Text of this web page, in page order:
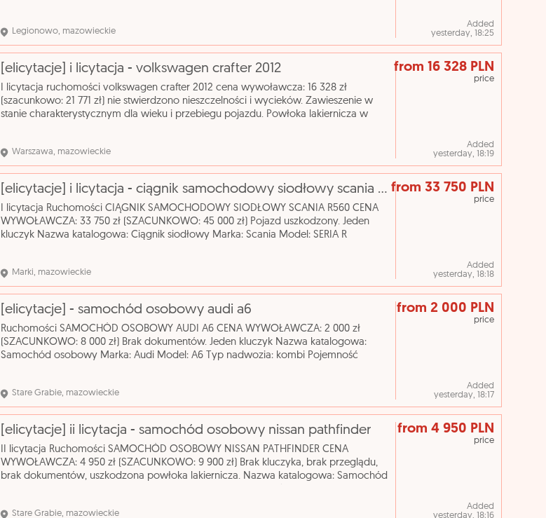
Added
yesterday, 18:25
Legionowo, mazowieckie
[elicytacje] i licytacja - volkswagen crafter 2012
I licytacja ruchomości volkswagen crafter 2012 cena wywoławcza: 16 328 zł
(szacunkowo: 21 771 zł) nie stwierdzono nieszczelności i wycieków. Zawieszenie w
stanie charakterystycznym dla wieku i przebiegu pojazdu. Powłoka lakiernicza w
from 16 328 PLN
price
Added
yesterday, 18:19
Warszawa, mazowieckie
[elicytacje] i licytacja - ciągnik samochodowy siodłowy scania r560
I licytacja Ruchomości CIĄGNIK SAMOCHODOWY SIODŁOWY SCANIA R560 CENA
WYWOŁAWCZA: 33 750 zł (SZACUNKOWO: 45 000 zł) Pojazd uszkodzony. Jeden
kluczyk Nazwa katalogowa: Ciągnik siodłowy Marka: Scania Model: SERIA R
from 33 750 PLN
price
Added
yesterday, 18:18
Marki, mazowieckie
[elicytacje] - samochód osobowy audi a6
Ruchomości SAMOCHÓD OSOBOWY AUDI A6 CENA WYWOŁAWCZA: 2 000 zł
(SZACUNKOWO: 8 000 zł) Brak dokumentów. Jeden kluczyk Nazwa katalogowa:
Samochód osobowy Marka: Audi Model: A6 Typ nadwozia: kombi Pojemność
from 2 000 PLN
price
Added
yesterday, 18:17
Stare Grabie, mazowieckie
[elicytacje] ii licytacja - samochód osobowy nissan pathfinder
II licytacja Ruchomości SAMOCHÓD OSOBOWY NISSAN PATHFINDER CENA
WYWOŁAWCZA: 4 950 zł (SZACUNKOWO: 9 900 zł) Brak kluczyka, brak przeglądu,
brak dokumentów, uszkodzona powłoka lakiernicza. Nazwa katalogowa: Samochód
from 4 950 PLN
price
Added
yesterday, 18:16
Stare Grabie, mazowieckie